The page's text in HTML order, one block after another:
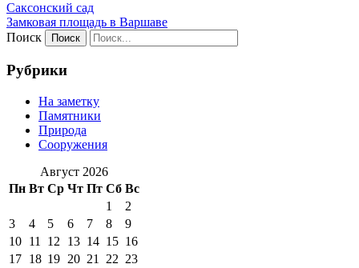
Саксонский сад
Замковая площадь в Варшаве
Поиск
Рубрики
На заметку
Памятники
Природа
Сооружения
Август 2026
Пн Вт Ср Чт Пт Сб Вс
1
2
3
4 5 6 7 8
9
10 11 12 13 14 15 16
17 18 19 20 21 22 23